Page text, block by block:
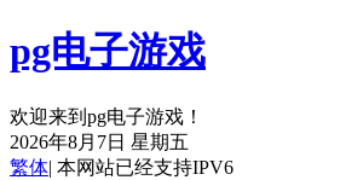
pg电子游戏
欢迎来到pg电子游戏！
2026年8月7日 星期五
繁体| 本网站已经支持IPV6